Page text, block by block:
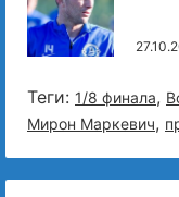
Теги: 1/8 финала,
Мирон Маркевич,